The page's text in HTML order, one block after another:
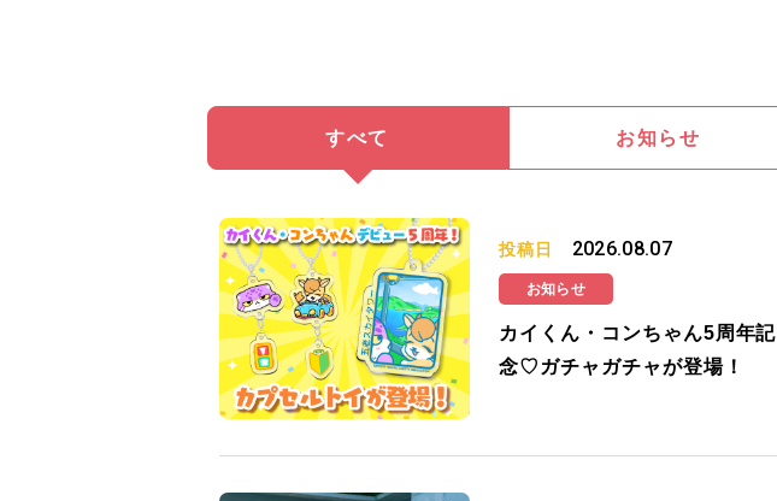
すべて お知らせ
投稿日 2026.08.07
お知らせ
カイくん・コンちゃん5周年記
念♡ガチャガチャが登場！